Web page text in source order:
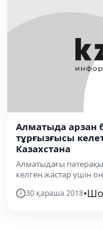
Алматыда арзан
тұрғызғысы
Казахстана
Алматыдағы
келген жастар үшін
30 қараша 2018•